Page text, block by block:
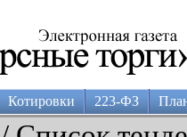
Котировки 223-ФЗ